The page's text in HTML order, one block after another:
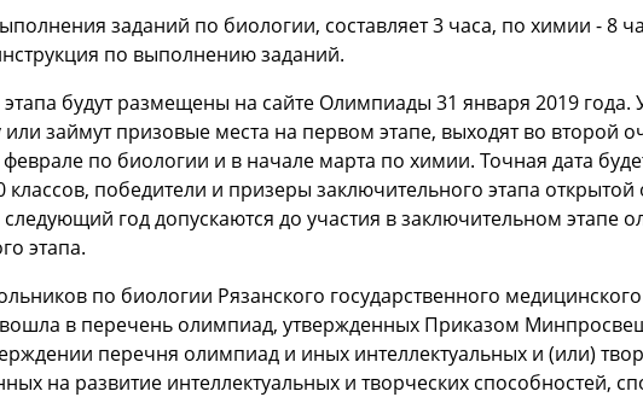
заданий по биологии, составляет 3 часа, по химии - 8
по выполнению заданий.
этапа будут размещены на сайте Олимпиады 31 января 2019
займут призовые места на первом этапе, выходят во второй
по биологии и в начале марта по химии. Точная дата
победители и призеры заключительного этапа
год допускаются до участия в заключительном этапе
этапа.
по биологии Рязанского государственного
в перечень олимпиад, утвержденных Приказом
перечня олимпиад и иных интеллектуальных и (или)
на развитие интеллектуальных и творческих способностей,